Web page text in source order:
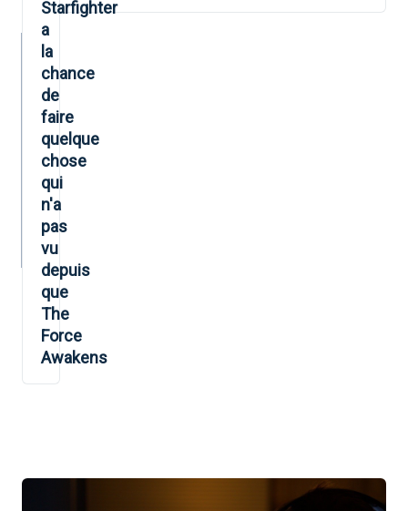
Starfighter
a
la
chance
de
faire
quelque
chose
qui
n'a
pas
vu
depuis
que
The
Force
Awakens